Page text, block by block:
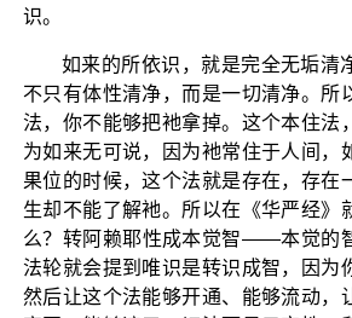
识。
如来的所依识，就是完全无垢清
不只有体性清净，而是一切清净。所
法，你不能够把衪拿掉。这个本住法
为如来无可说，因为衪常住于人间，
果位的时候，这个法就是存在，存在
生却不能了解衪。所以在《华严经》
么？转阿赖耶性成本觉智——本觉的
法轮就会提到唯识是转识成智，因为
然后让这个法能够开通、能够流动，